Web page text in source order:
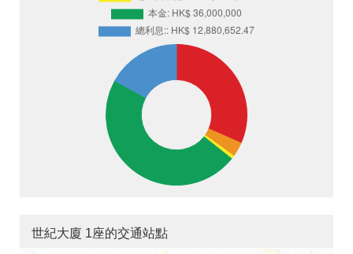
世紀大廈 1座的交通站點